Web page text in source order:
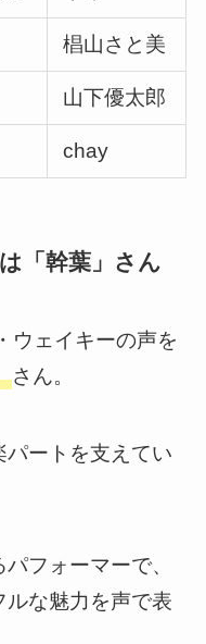
椙山さと美
山下優太郎
chay
「幹葉」さん
ウェイキーの声を
さん。
ートを支えてい
フォーマーで、
ルな魅力を声で表